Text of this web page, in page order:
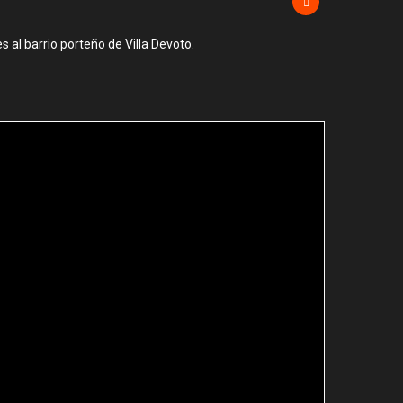
al barrio porteño de Villa Devoto.